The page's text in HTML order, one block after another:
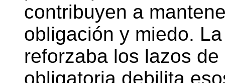
contribuyen a
obligación y miedo.
reforzaba los lazos
obligatoria debilita